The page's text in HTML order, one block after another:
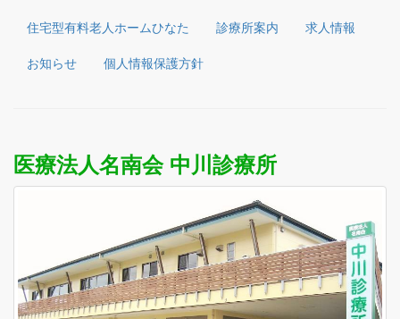
住宅型有料老人ホームひなた 診療所案内 求人情報
お知らせ 個人情報保護方針
医療法人名南会 中川診療所